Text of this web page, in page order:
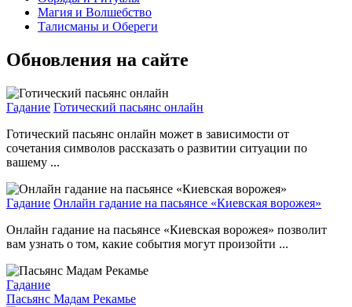
Магия и Волшебство
Талисманы и Обереги
Обновления на сайте
Гадание Готический пасьянс онлайн
Готический пасьянс онлайн может в зависимости от
сочетания символов рассказать о развитии ситуации по
вашему ...
Гадание Онлайн гадание на пасьянсе «Киевская ворожея»
Онлайн гадание на пасьянсе «Киевская ворожея» позволит
вам узнать о том, какие события могут произойти ...
Гадание
Пасьянс Мадам Рекамье